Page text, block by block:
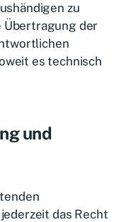
zu
Übertragung der
es technisch
und
das Recht